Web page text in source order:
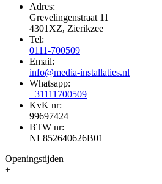
Adres:
Grevelingenstraat 11
4301XZ, Zierikzee
Tel:
0111-700509
Email:
info@media-installaties.nl
Whatsapp:
+31111700509
KvK nr:
99697424
BTW nr:
NL852640626B01
Openingstijden
+